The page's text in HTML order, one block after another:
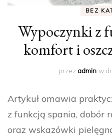
BEZ
Wypoczynki z
komfort i
przezadmin w
Artykuł omawia
z funkcją spania, dobór
oraz wskazówki